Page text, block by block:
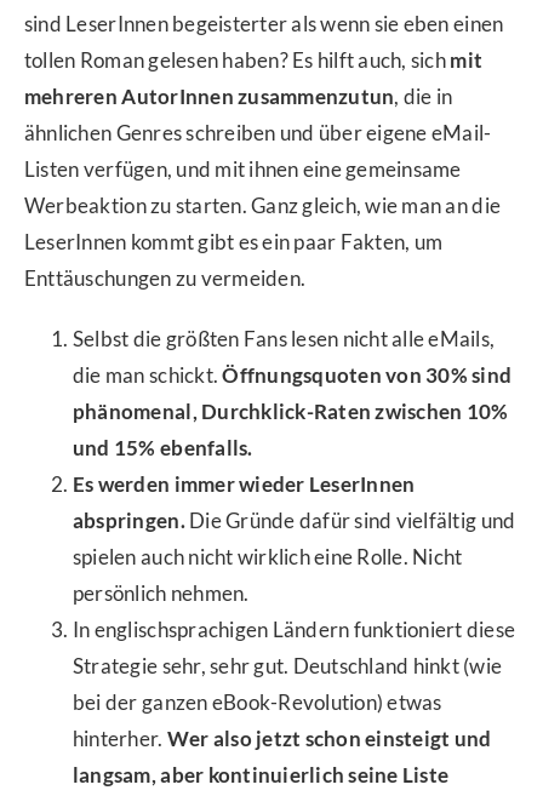
sind LeserInnen begeisterter als wenn sie eben einen
tollen Roman gelesen haben? Es hilft auch, sichmit
mehreren AutorInnen zusammenzutun, die in
ähnlichen Genres schreiben und über eigene eMail-
Listen verfügen, und mit ihnen eine gemeinsame
Werbeaktion zu starten. Ganz gleich, wie man an die
LeserInnen kommt gibt es ein paar Fakten, um
Enttäuschungen zu vermeiden.
Selbst die größten Fans lesen nicht alle eMails,
die man schickt.Öffnungsquoten von 30% sind
phänomenal, Durchklick-Raten zwischen 10%
und 15% ebenfalls.
Es werden immer wieder LeserInnen
abspringen.Die Gründe dafür sind vielfältig und
spielen auch nicht wirklich eine Rolle. Nicht
persönlich nehmen.
In englischsprachigen Ländern funktioniert diese
Strategie sehr, sehr gut. Deutschland hinkt (wie
bei der ganzen eBook-Revolution) etwas
hinterher. Wer also jetzt schon einsteigt und
langsam, aber kontinuierlich seine Liste